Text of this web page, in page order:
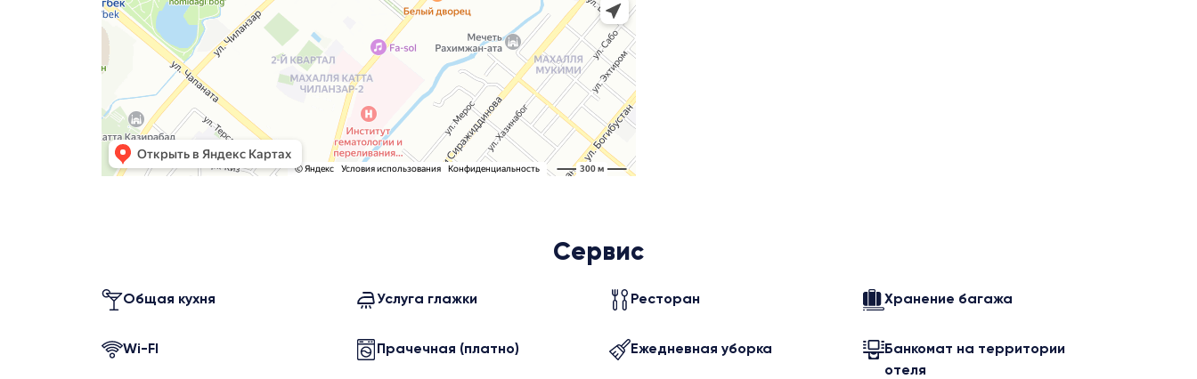
Сервис
Общая кухня Услуга глажки Ресторан Хранение багажа
Wi-FI Прачечная (платно) Ежедневная уборка
Банкомат на территории
отеля